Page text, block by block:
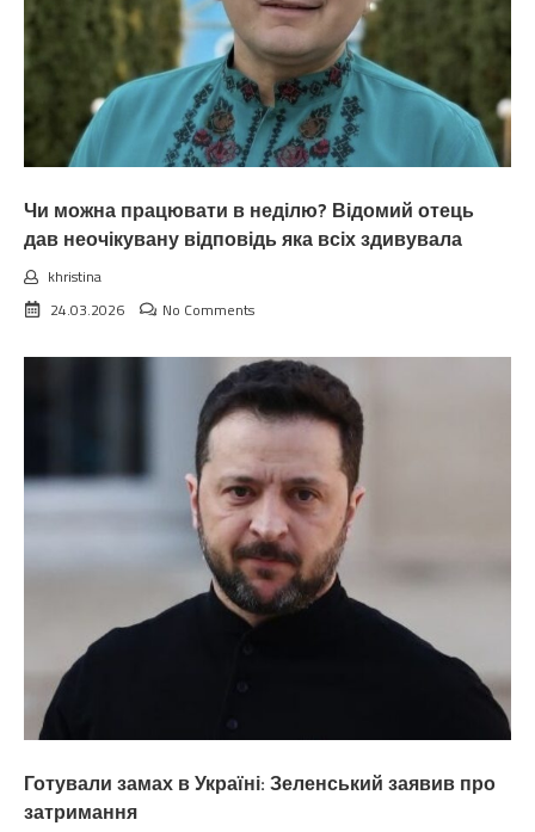
Чи можна працювати в неділю? Відомий отець
дав неочікувану відповідь яка всіх здивувала
khristina
24.03.2026
No Comments
Готували замах в Україні: Зеленський заявив про
затримання